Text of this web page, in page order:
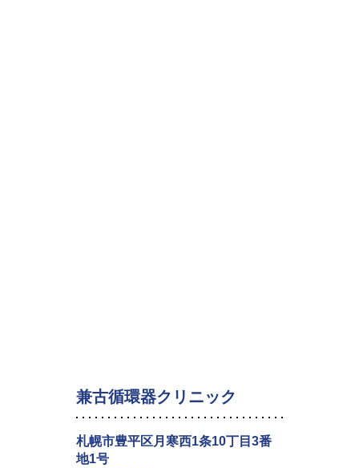
兼古循環器クリニック
札幌市豊平区月寒西1条10丁目3番
地1号